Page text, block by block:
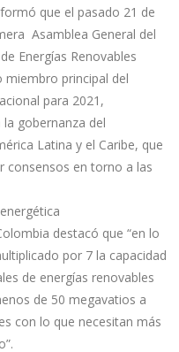
que el pasado 21 de
Asamblea General del
Energías Renovables
miembro principal del
para 2021,
gobernanza del
Latina y el Caribe, que
consensos en torno a las
destacó que “en lo
por 7 la capacidad
de energías renovables
de 50 megavatios a
con lo que necesitan más